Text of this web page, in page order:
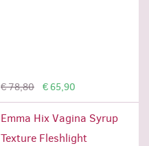
€ 78,80 € 65,90
Emma Hix Vagina Syrup
Texture Fleshlight